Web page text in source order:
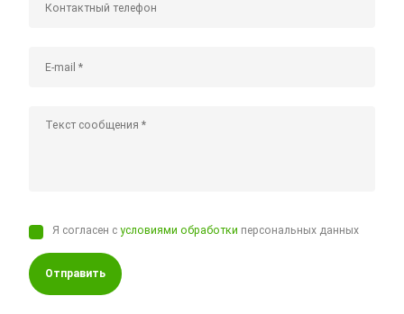
Я согласен сусловиями обработки персональных данных
Отправить